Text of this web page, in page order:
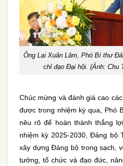
Ông Lại Xuân Lâm, Phó Bí thư
chỉ đạo Đại hội. (Ảnh: Chu
Chúc mừng và đánh giá cao
được trong nhiệm kỳ qua, Phó
nêu rõ để hoàn thành thắng
nhiệm kỳ 2025-2030, Đảng bộ
xây dựng Đảng bộ trong sạch,
tưởng, tổ chức và đạo đức,